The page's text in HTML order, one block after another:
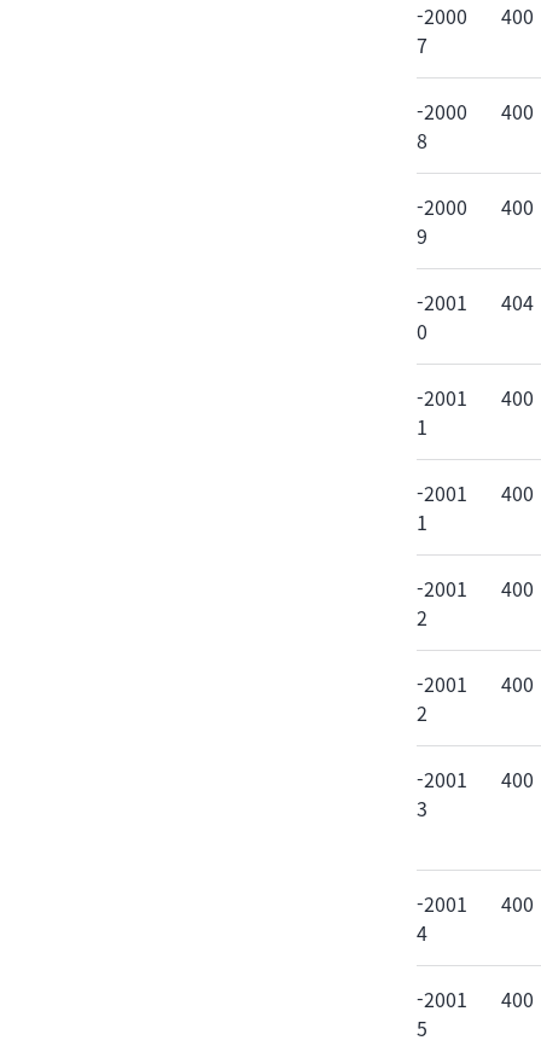
-2000
7
400
-2000
8
400
-2000
9
400
-2001
0
404
-2001
1
400
-2001
1
400
-2001
2
400
-2001
2
400
-2001
3
400
-2001
4
400
-2001
5
400